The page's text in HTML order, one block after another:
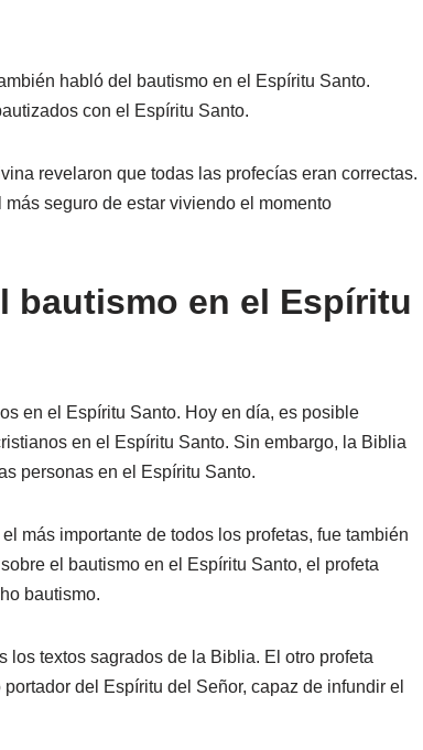
habló del bautismo en el Espíritu Santo.
con el Espíritu Santo.
revelaron que todas las profecías eran correctas.
seguro de estar viviendo el momento
bautismo en el Espíritu
en el Espíritu Santo. Hoy en día, es posible
en el Espíritu Santo. Sin embargo, la Biblia
personas en el Espíritu Santo.
más importante de todos los profetas, fue también
el bautismo en el Espíritu Santo, el profeta
bautismo.
los textos sagrados de la Biblia. El otro profeta
del Espíritu del Señor, capaz de infundir el